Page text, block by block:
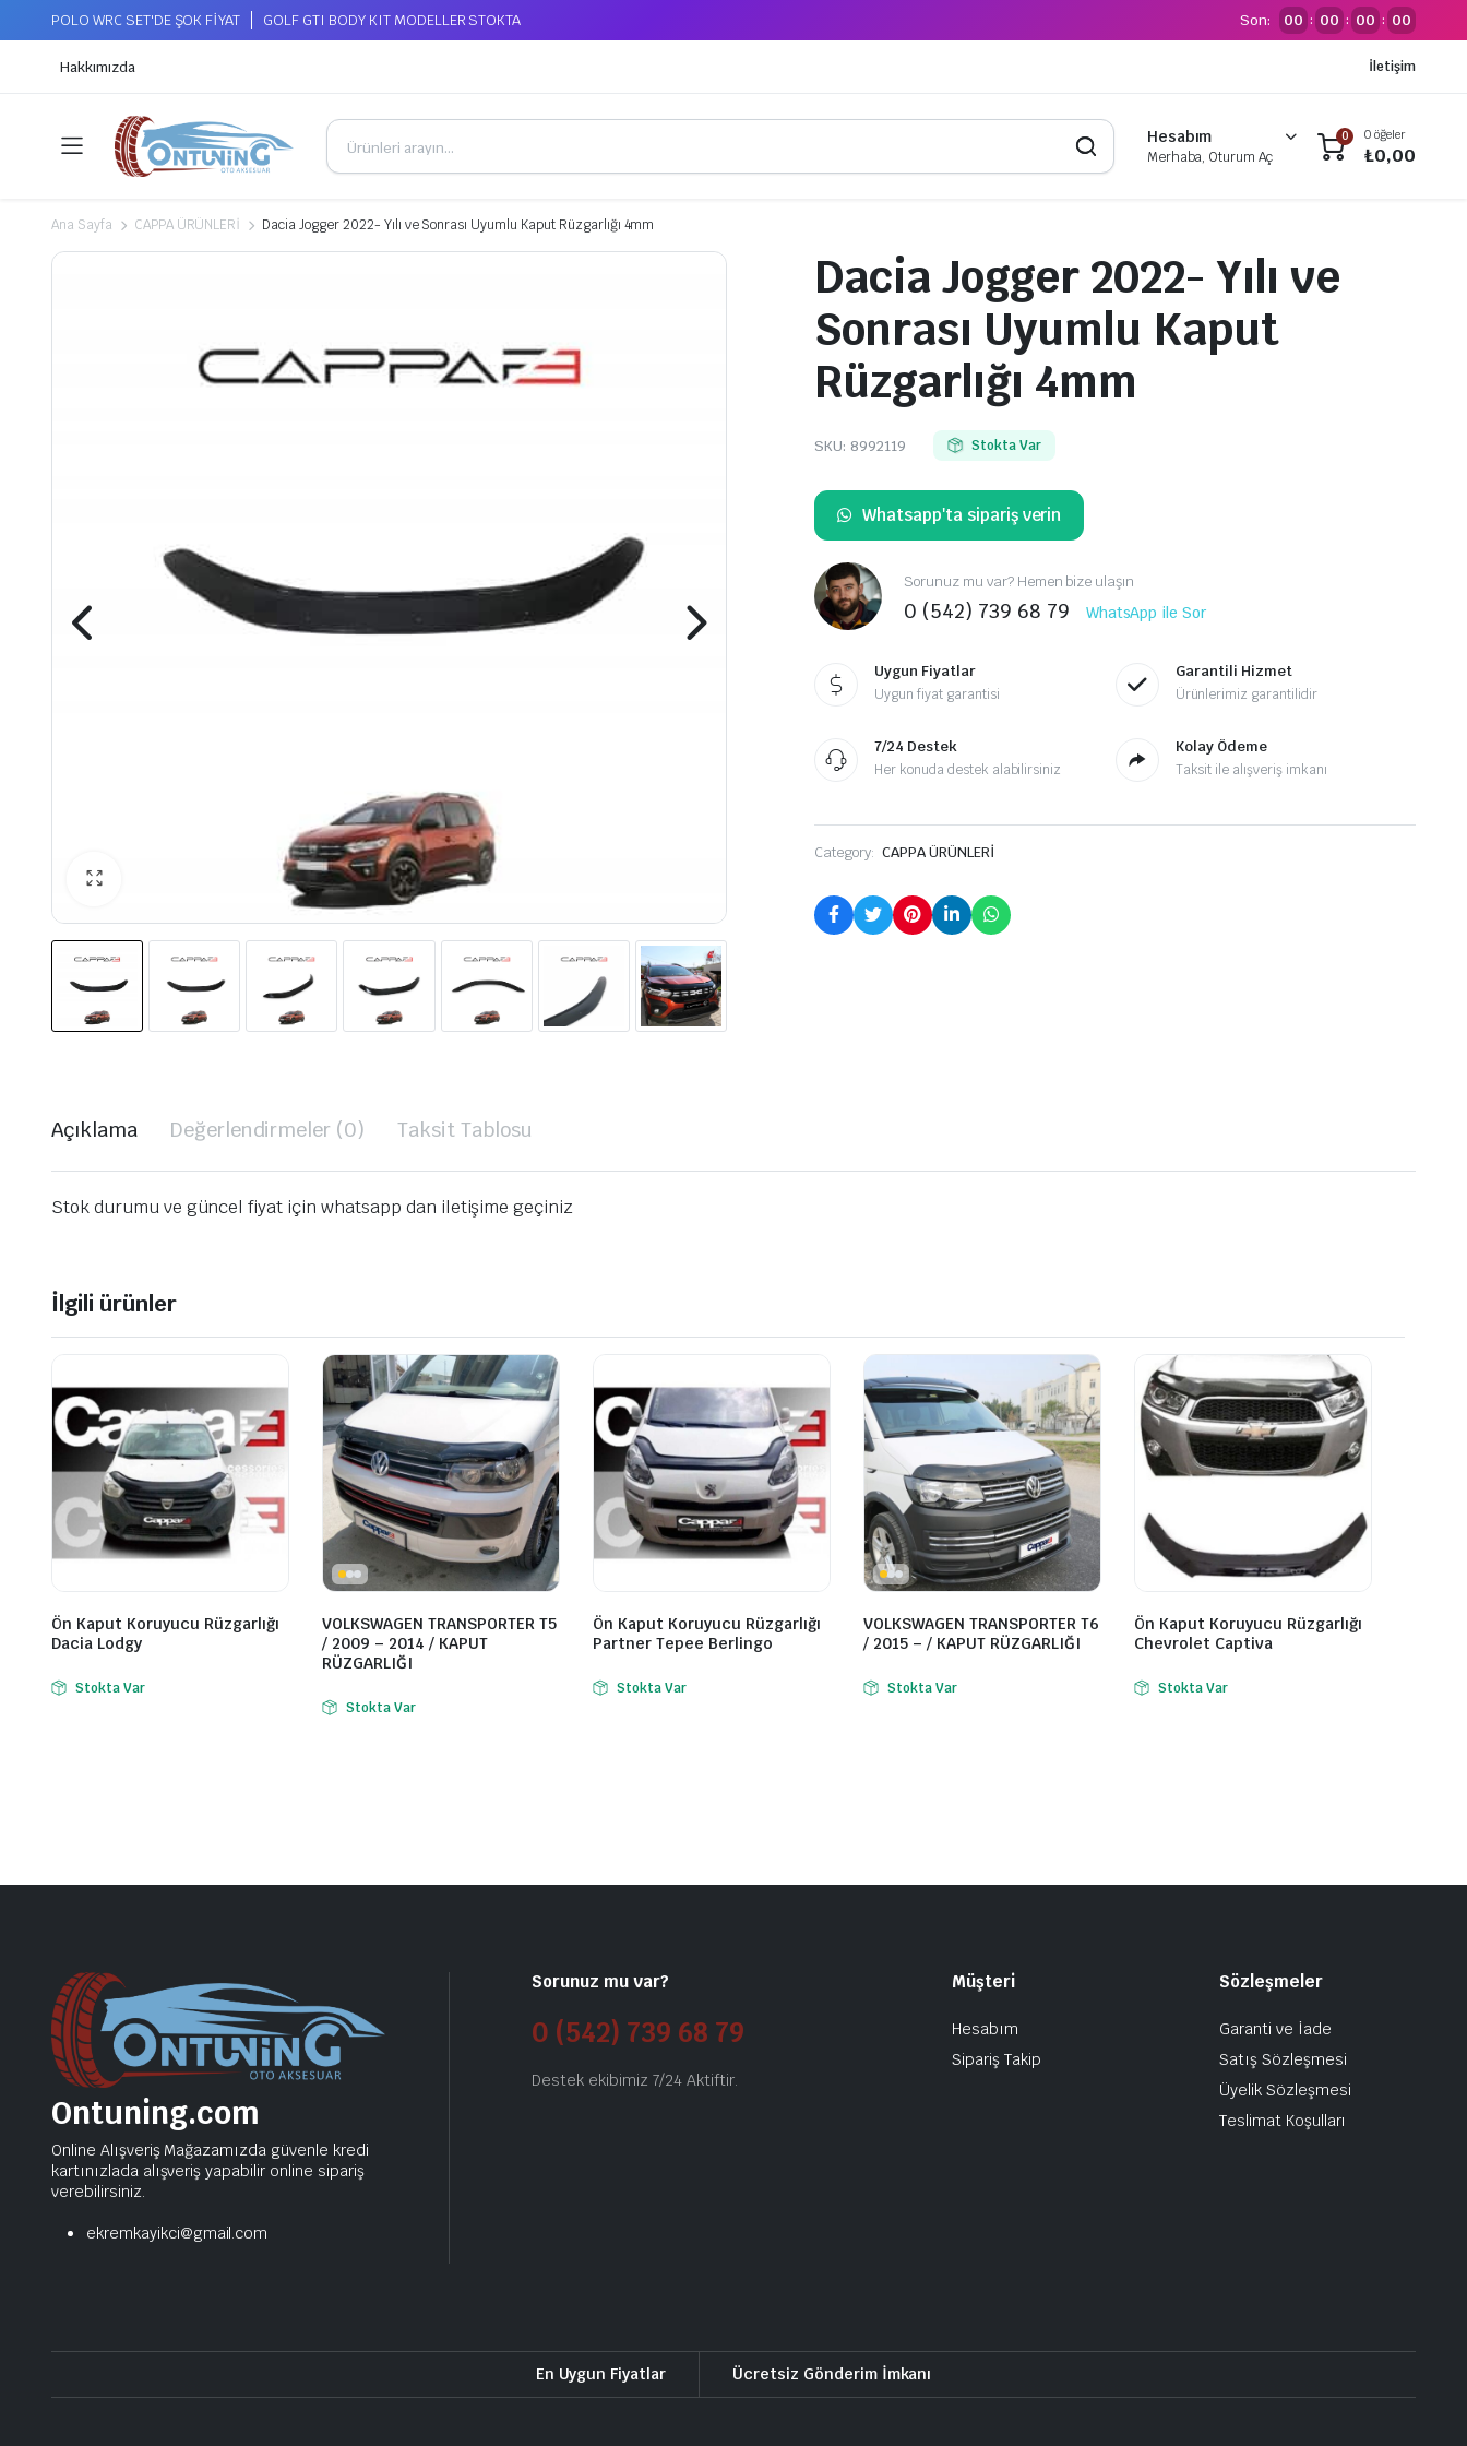
POLO WRC SET'DE ŞOK FİYAT GOLF GTI BODY KIT MODELLER STOKTA Son: 00 : 00 : 00 : 00
Hakkımızda İletişim
Hesabım
Merhaba, Oturum Aç
0 0 öğeler
₺0,00
Ana Sayfa CAPPA ÜRÜNLERİ Dacia Jogger 2022- Yılı ve Sonrası Uyumlu Kaput Rüzgarlığı 4mm
Dacia Jogger 2022- Yılı ve
Sonrası Uyumlu Kaput
Rüzgarlığı 4mm
SKU: 8992119 Stokta Var
Whatsapp'ta sipariş verin
Sorunuz mu var? Hemen bize ulaşın
0 (542) 739 68 79 WhatsApp ile Sor
Uygun Fiyatlar
Uygun fiyat garantisi
Garantili Hizmet
Ürünlerimiz garantilidir
7/24 Destek
Her konuda destek alabilirsiniz
Kolay Ödeme
Taksit ile alışveriş imkanı
Category: CAPPA ÜRÜNLERİ
Açıklama Değerlendirmeler (0) Taksit Tablosu
Stok durumu ve güncel fiyat için whatsapp dan iletişime geçiniz
İlgili ürünler
Ön Kaput Koruyucu Rüzgarlığı
Dacia Lodgy
Stokta Var
VOLKSWAGEN TRANSPORTER T5
/ 2009 – 2014 / KAPUT
RÜZGARLIĞI
Stokta Var
Ön Kaput Koruyucu Rüzgarlığı
Partner Tepee Berlingo
Stokta Var
VOLKSWAGEN TRANSPORTER T6
/ 2015 – / KAPUT RÜZGARLIĞI
Stokta Var
Ön Kaput Koruyucu Rüzgarlığı
Chevrolet Captiva
Stokta Var
Ontuning.com
Online Alışveriş Mağazamızda güvenle kredi
kartınızlada alışveriş yapabilir online sipariş
verebilirsiniz.
ekremkayikci@gmail.com
Sorunuz mu var?
0 (542) 739 68 79
Destek ekibimiz 7/24 Aktiftir.
Müşteri
Hesabım
Sipariş Takip
Sözleşmeler
Garanti ve İade
Satış Sözleşmesi
Üyelik Sözleşmesi
Teslimat Koşulları
En Uygun Fiyatlar Ücretsiz Gönderim İmkanı